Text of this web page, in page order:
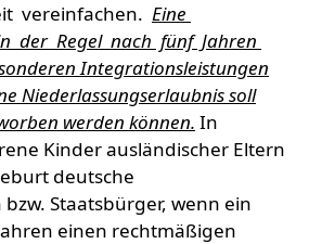
vereinfachen. Eine
der Regel nach fünf Jahren
Integrationsleistungen
Niederlassungserlaubnis soll
werden können. In
Kinder ausländischer Eltern
deutsche
Staatsbürger, wenn ein
einen rechtmäßigen